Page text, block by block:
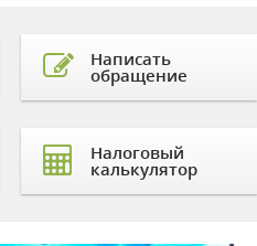
Написать
обращение
Налоговый
калькулятор